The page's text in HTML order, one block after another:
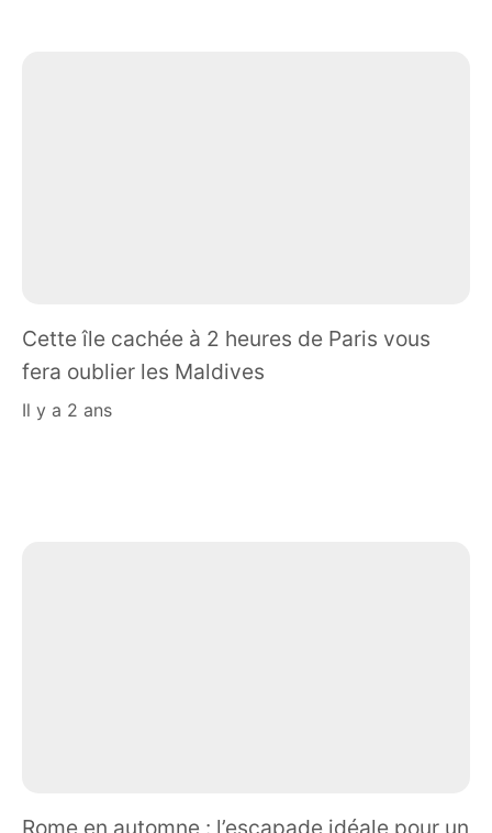
Cette île cachée à 2 heures de Paris vous
fera oublier les Maldives
il y a 2 ans
Rome en automne : l’escapade idéale pour un